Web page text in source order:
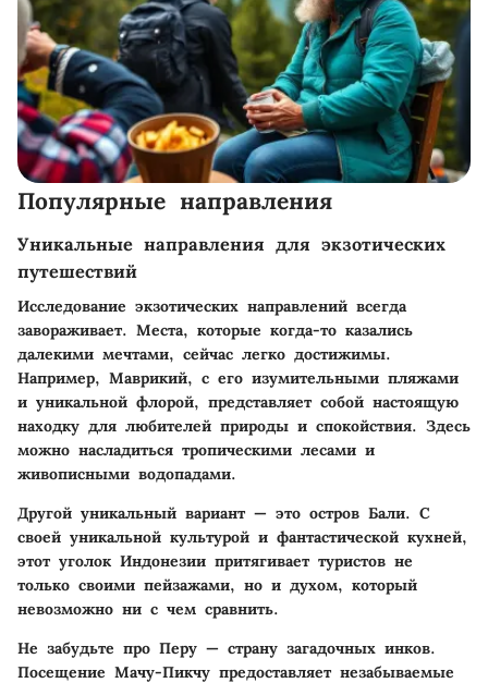
Популярные направления
Уникальные направления для экзотических
путешествий
Исследование экзотических направлений всегда
завораживает. Места, которые когда-то казались
далекими мечтами, сейчас легко достижимы.
Например, Маврикий, с его изумительными пляжами
и уникальной флорой, представляет собой настоящую
находку для любителей природы и спокойствия. Здесь
можно насладиться тропическими лесами и
живописными водопадами.
Другой уникальный вариант — это остров Бали. С
своей уникальной культурой и фантастической кухней,
этот уголок Индонезии притягивает туристов не
только своими пейзажами, но и духом, который
невозможно ни с чем сравнить.
Не забудьте про Перу — страну загадочных инков.
Посещение Мачу-Пикчу предоставляет незабываемые